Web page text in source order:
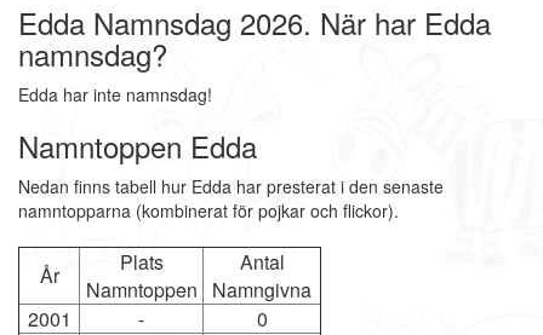
Edda Namnsdag 2026. När har Edda
namnsdag?
Edda har inte namnsdag!
Namntoppen Edda
Nedan finns tabell hur Edda har presterat i den senaste
namntopparna (kombinerat för pojkar och flickor).
År
Plats
Namntoppen
Antal
Namngivna
2001
-
0